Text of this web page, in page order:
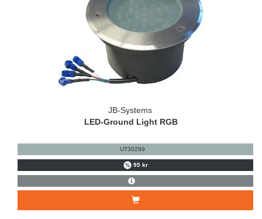
JB-Systems
LED-Ground Light RGB
UT30289
95 kr